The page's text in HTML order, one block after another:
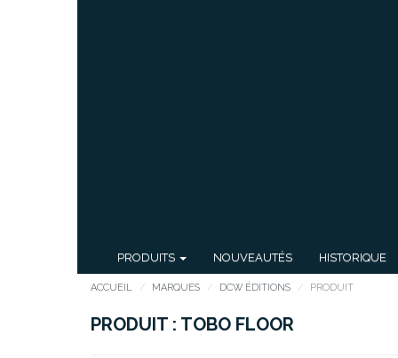
PRODUITS NOUVEAUTÉS HISTORIQUE
ACCUEIL MARQUES DCW ÉDITIONS PRODUIT
PRODUIT : TOBO FLOOR